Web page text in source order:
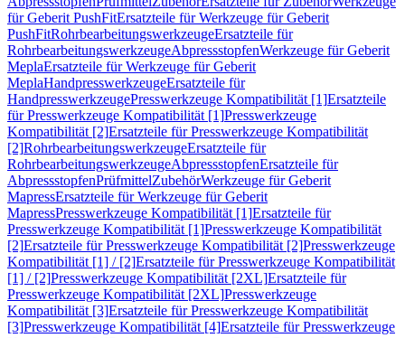
für Geberit PushFitErsatzteile für Werkzeuge für Geberit
PushFitRohrbearbeitungswerkzeugeErsatzteile für
RohrbearbeitungswerkzeugeAbpressstopfenWerkzeuge für Geberit
MeplaErsatzteile für Werkzeuge für Geberit
MeplaHandpresswerkzeugeErsatzteile für
HandpresswerkzeugePresswerkzeuge Kompatibilität [1]Ersatzteile
für Presswerkzeuge Kompatibilität [1]Presswerkzeuge
Kompatibilität [2]Ersatzteile für Presswerkzeuge Kompatibilität
[2]RohrbearbeitungswerkzeugeErsatzteile für
RohrbearbeitungswerkzeugeAbpressstopfenErsatzteile für
AbpressstopfenPrüfmittelZubehörWerkzeuge für Geberit
MapressErsatzteile für Werkzeuge für Geberit
MapressPresswerkzeuge Kompatibilität [1]Ersatzteile für
Presswerkzeuge Kompatibilität [1]Presswerkzeuge Kompatibilität
[2]Ersatzteile für Presswerkzeuge Kompatibilität [2]Presswerkzeuge
Kompatibilität [1] / [2]Ersatzteile für Presswerkzeuge Kompatibilität
[1] / [2]Presswerkzeuge Kompatibilität [2XL]Ersatzteile für
Presswerkzeuge Kompatibilität [2XL]Presswerkzeuge
Kompatibilität [3]Ersatzteile für Presswerkzeuge Kompatibilität
[3]Presswerkzeuge Kompatibilität [4]Ersatzteile für Presswerkzeuge